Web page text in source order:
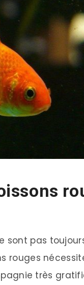
sont pas
rouges
très